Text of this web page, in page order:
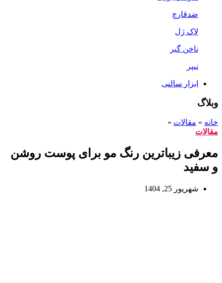
ضدقارچ
لاک ژل
ناخن گیر
نیپر
ابزار سالنی
وبلاگ
خانه » مقالات »
مقالات
معرفی زیباترین رنگ مو برای پوست روشن
و سفید
شهریور 25, 1404